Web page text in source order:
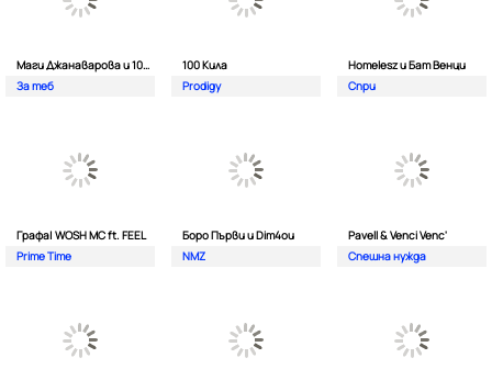
Маги Джанаварова и 100 Кила
За теб
100 Кила
Prodigy
Homelesz и Бат Венци
Спри
Графа| WOSH MC ft. FEEL
Prime Time
Боро Първи и Dim4ou
NMZ
Pavell & Venci Venc'
Спешна нужда